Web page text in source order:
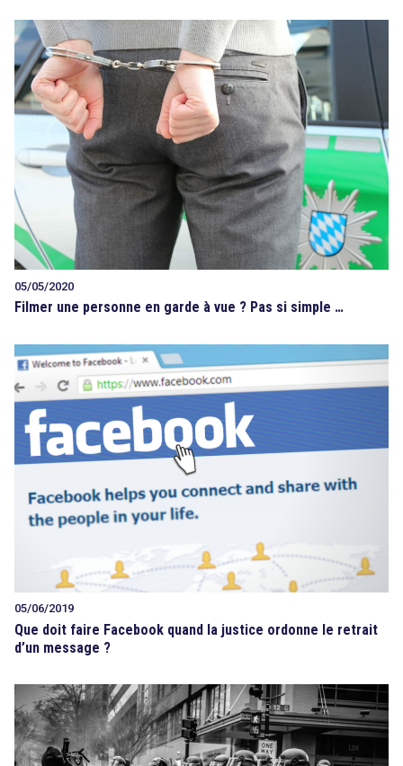
05/05/2020
Filmer une personne en garde à vue ? Pas si simple …
05/06/2019
Que doit faire Facebook quand la justice ordonne le retrait
d’un message ?